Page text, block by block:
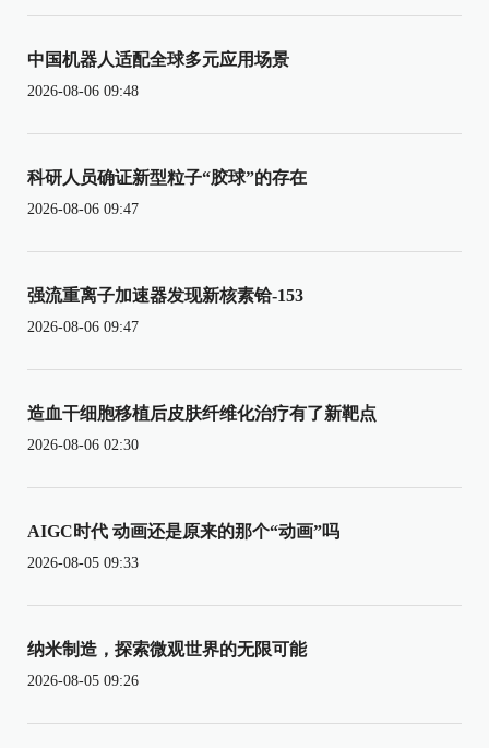
中国机器人适配全球多元应用场景
2026-08-06 09:48
科研人员确证新型粒子“胶球”的存在
2026-08-06 09:47
强流重离子加速器发现新核素铪-153
2026-08-06 09:47
造血干细胞移植后皮肤纤维化治疗有了新靶点
2026-08-06 02:30
AIGC时代 动画还是原来的那个“动画”吗
2026-08-05 09:33
纳米制造，探索微观世界的无限可能
2026-08-05 09:26